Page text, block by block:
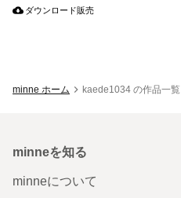
ダウンロード販売
minne ホーム kaede1034 の作品一覧
minneを知る
minneについて